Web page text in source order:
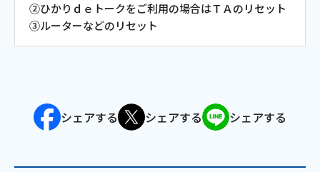
サイトマップ
ウェブサイトのご利用について
安全・安心マーク
②ひかりｄｅトークをご利用の場合はＴＡのリセット
③ルーターなどのリセット
シェアする シェアする シェアする